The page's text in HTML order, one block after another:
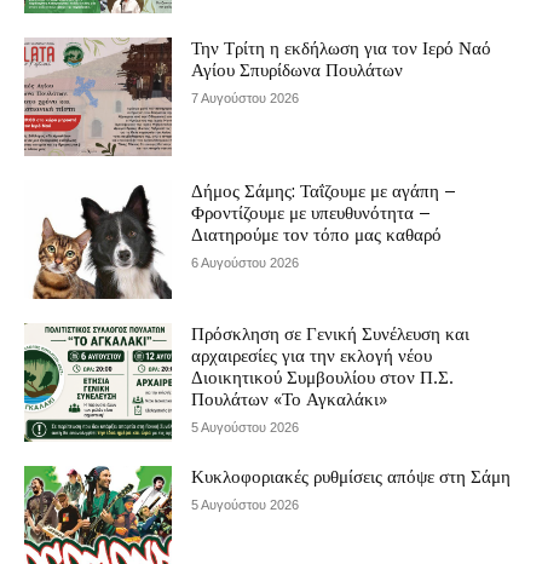
Την Τρίτη η εκδήλωση για τον Ιερό Ναό
Αγίου Σπυρίδωνα Πουλάτων
7 Αυγούστου 2026
Δήμος Σάμης: Ταΐζουμε με αγάπη –
Φροντίζουμε με υπευθυνότητα –
Διατηρούμε τον τόπο μας καθαρό
6 Αυγούστου 2026
Πρόσκληση σε Γενική Συνέλευση και
αρχαιρεσίες για την εκλογή νέου
Διοικητικού Συμβουλίου στον Π.Σ.
Πουλάτων «Το Αγκαλάκι»
5 Αυγούστου 2026
Κυκλοφοριακές ρυθμίσεις απόψε στη Σάμη
5 Αυγούστου 2026